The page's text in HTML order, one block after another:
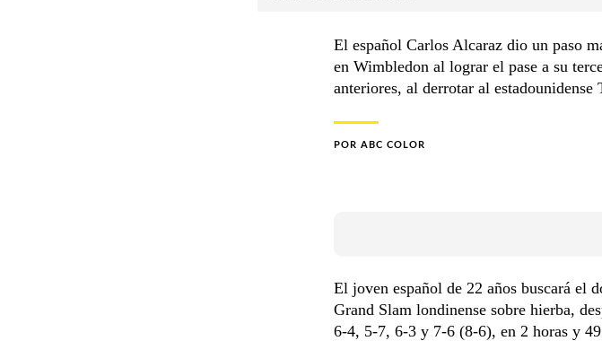
El español Carlos Alcaraz dio un paso
en Wimbledon al lograr el pase a su
anteriores, al derrotar al
POR ABC COLOR
El joven español de 22 años buscará el
Grand Slam londinense sobre hierba,
6-4, 5-7, 6-3 y 7-6 (8-6), en 2 horas y